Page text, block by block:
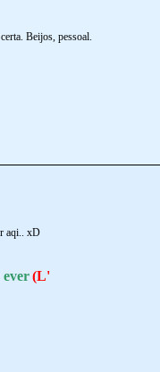
Beijos, pessoal.
aqi.. xD
ever(L'